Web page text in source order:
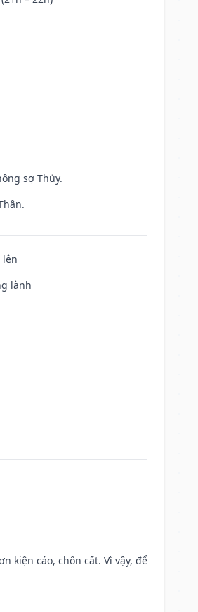
sợ Thủy.
lên
lành
kiện cáo, chôn cất. Vì vậy, để